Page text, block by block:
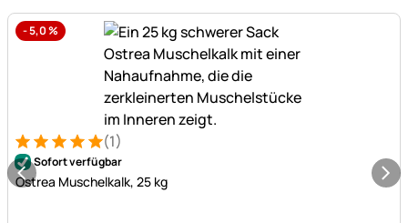
-5,0%
Bewertung: 5 von 5 (1 Bewertungen)
1 Bewertung (1)
Sofort verfügbar
Ostrea Muschelkalk, 25 kg